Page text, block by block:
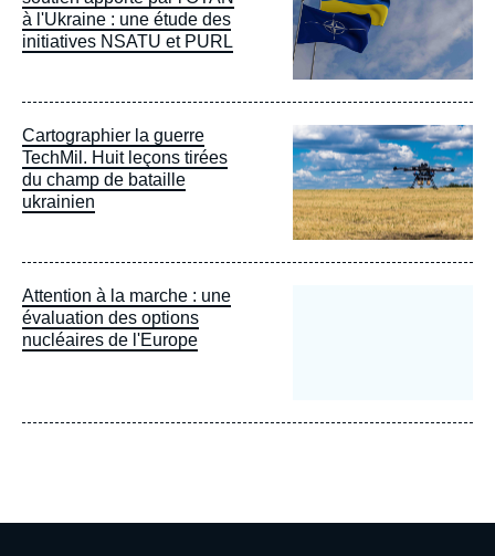
à l'Ukraine : une étude des
initiatives NSATU et PURL
Cartographier la guerre
TechMil. Huit leçons tirées
du champ de bataille
ukrainien
Image
principale
Attention à la marche : une
évaluation des options
nucléaires de l'Europe